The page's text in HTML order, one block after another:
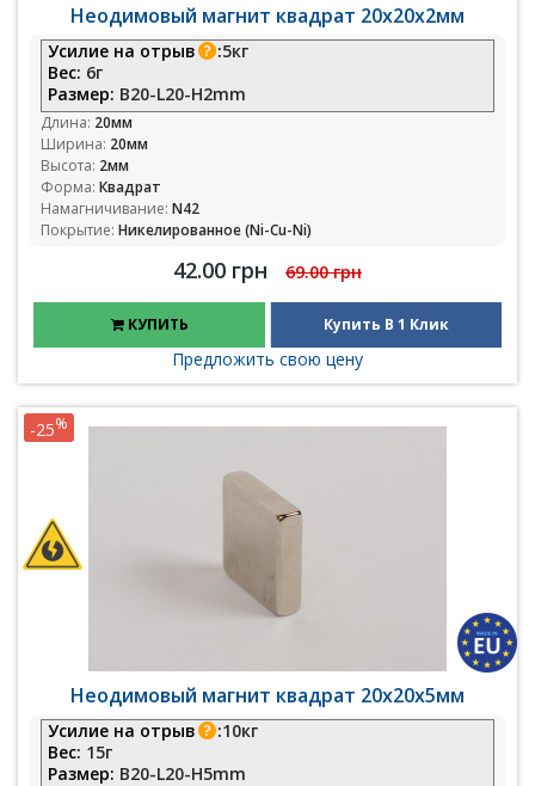
Неодимовый магнит квадрат 20х20х2мм
Усилие на отрыв :5кг
Вес: 6г
Размер: B20-L20-H2mm
Длина: 20мм
Ширина: 20мм
Высота: 2мм
Форма: Квадрат
Намагничивание: N42
Покрытие: Никелированное (Ni-Cu-Ni)
42.00 грн 69.00 грн
КУПИТЬ Купить В 1 Клик
Предложить свою цену
Неодимовый магнит квадрат 20х20х5мм
Усилие на отрыв :10кг
Вес: 15г
Размер: B20-L20-H5mm
-25%